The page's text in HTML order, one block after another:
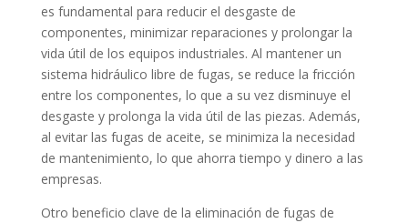
es fundamental para reducir el desgaste de
componentes, minimizar reparaciones y prolongar la
vida útil de los equipos industriales. Al mantener un
sistema hidráulico libre de fugas, se reduce la fricción
entre los componentes, lo que a su vez disminuye el
desgaste y prolonga la vida útil de las piezas. Además,
al evitar las fugas de aceite, se minimiza la necesidad
de mantenimiento, lo que ahorra tiempo y dinero a las
empresas.
Otro beneficio clave de la eliminación de fugas de